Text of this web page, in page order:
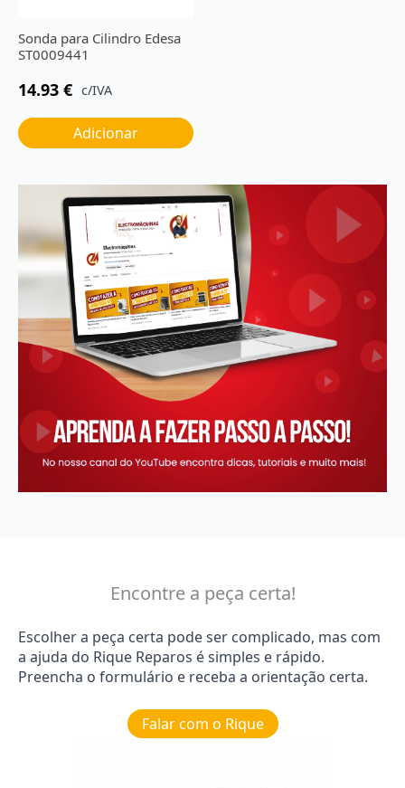
Sonda para Cilindro Edesa
ST0009441
14.93 € c/IVA
Adicionar
Encontre a peça certa!
Escolher a peça certa pode ser complicado, mas com
a ajuda do Rique Reparos é simples e rápido.
Preencha o formulário e receba a orientação certa.
Falar com o Rique